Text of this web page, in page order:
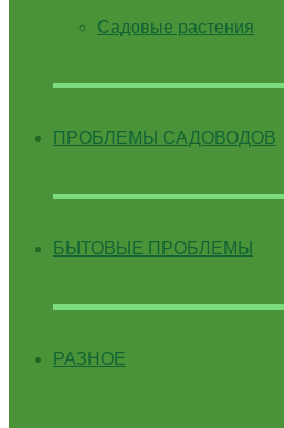
Садовые растения
ПРОБЛЕМЫ САДОВОДОВ
БЫТОВЫЕ ПРОБЛЕМЫ
РАЗНОЕ